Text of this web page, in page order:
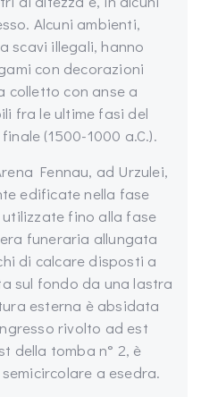
Alcuni ambienti,
scavi illegali, hanno
con decorazioni
colletto con anse a
fra le ultime fasi del
(1500-1000 a.C.).
Fennau, ad Urzulei,
edificate nella fase
fino alla fase
funeraria allungata
di calcare disposti a
sul fondo da una lastra
esterna è absidata
rivolto ad est
della tomba n° 2, è
a esedra.